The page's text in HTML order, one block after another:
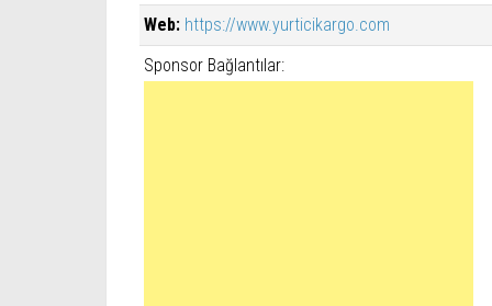
Web: https://www.yurticikargo.com
Sponsor Bağlantılar: